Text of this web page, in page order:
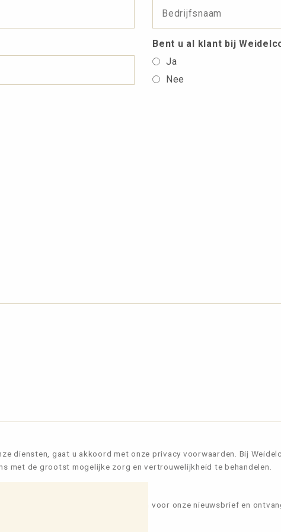
Bent u al klant bij
Ja
Nee
diensten, gaat u akkoord met onze privacy voorwaarden. Bij
met de grootst mogelijke zorg en vertrouwelijkheid te behandelen.
inspiratie van Weidelco. Meld u aan voor onze nieuwsbrief en